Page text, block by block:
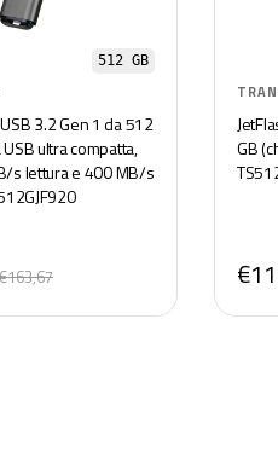
512 GB
3.2 Gen 1 da 512
ultra compatta,
s lettura e 400 MB/s
€163,67
GB